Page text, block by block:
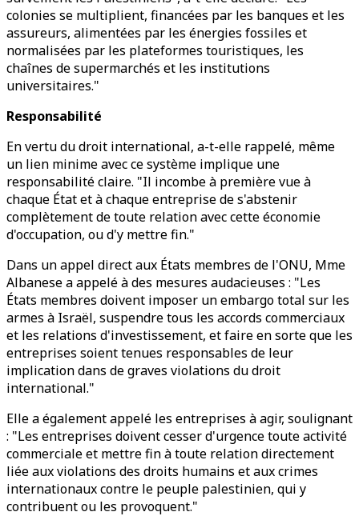
colonies se multiplient, financées par les banques et les
assureurs, alimentées par les énergies fossiles et
normalisées par les plateformes touristiques, les
chaînes de supermarchés et les institutions
universitaires."
Responsabilité
En vertu du droit international, a-t-elle rappelé, même
un lien minime avec ce système implique une
responsabilité claire. "Il incombe à première vue à
chaque État et à chaque entreprise de s'abstenir
complètement de toute relation avec cette économie
d'occupation, ou d'y mettre fin."
Dans un appel direct aux États membres de l'ONU, Mme
Albanese a appelé à des mesures audacieuses : "Les
États membres doivent imposer un embargo total sur les
armes à Israël, suspendre tous les accords commerciaux
et les relations d'investissement, et faire en sorte que les
entreprises soient tenues responsables de leur
implication dans de graves violations du droit
international."
Elle a également appelé les entreprises à agir, soulignant
: "Les entreprises doivent cesser d'urgence toute activité
commerciale et mettre fin à toute relation directement
liée aux violations des droits humains et aux crimes
internationaux contre le peuple palestinien, qui y
contribuent ou les provoquent."